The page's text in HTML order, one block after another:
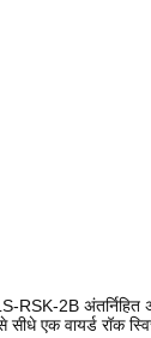
2B अंतर्निहित
सीधे एक वायर्ड रॉक